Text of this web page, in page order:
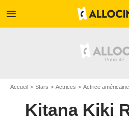
menu
Accueil Stars Actrices Actrice américaine
Kitana Kiki